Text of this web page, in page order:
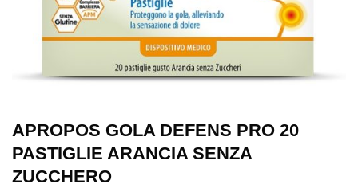
APROPOS GOLA DEFENS PRO 20
PASTIGLIE ARANCIA SENZA
ZUCCHERO